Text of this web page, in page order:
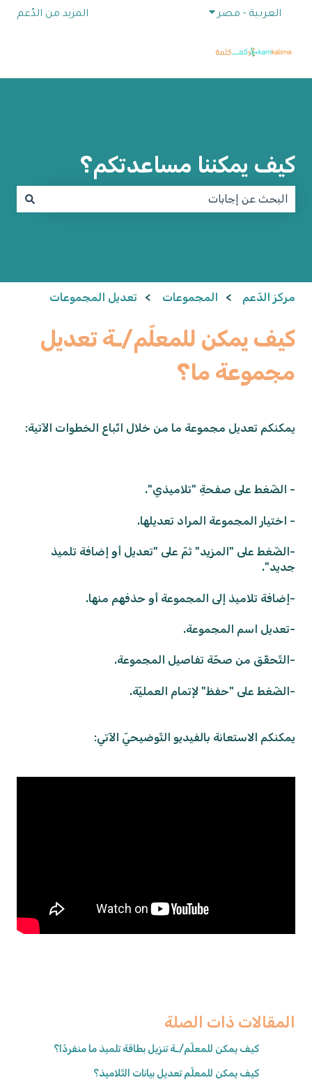
العربية - مصر إظهار القائمة الفرعية للترجماتالمزيد من الدّعم
كيف يمكننا مساعدتكم؟
مركز الدّعم المجموعات تعديل المجموعات
كيف يمكن للمعلّم/ـة تعديل
مجموعة ما؟
يمكنكم تعديل مجموعة ما من خلال اتّباع الخطوات الآتية:
- الضّغط على صفحةِ "تلاميذي".
- اختيار المجموعة المراد تعديلها.
-الضّغط على "المزيد" ثمّ على "تعديل أو إضافة تلميذ
جديد".
-إضافة تلاميذ إلى المجموعة أو حذفهم منها.
-تعديل اسم المجموعة.
-التّحقّق من صحّة تفاصيل المجموعة.
-الضّغط على "حفظ" لإتمام العمليّة.
يمكنكم الاستعانة بالفيديو التّوضيحيّ الآتي:
المقالات ذات الصلة
كيف يمكن للمعلّم/ـة تنزيل بطاقة تلميذ ما منفردًا؟
كيف يمكن للمعلّم تعديل بيانات التّلاميذ؟